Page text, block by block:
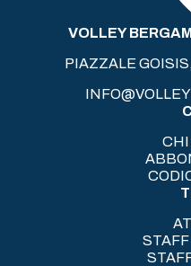
VOLLEY
PIAZZALE
CHI